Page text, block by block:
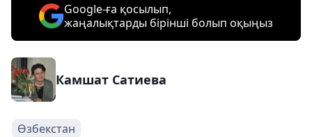
Google-ға қосылып,
жаңалықтарды бірінші болып оқыңыз
Камшат Сатиева
Өзбекстан